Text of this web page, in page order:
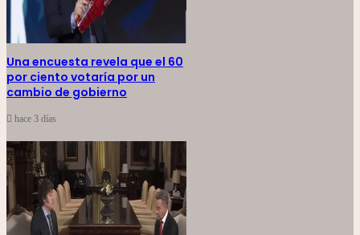
Una encuesta revela que el 60
por ciento votaría por un
cambio de gobierno
hace 3 días